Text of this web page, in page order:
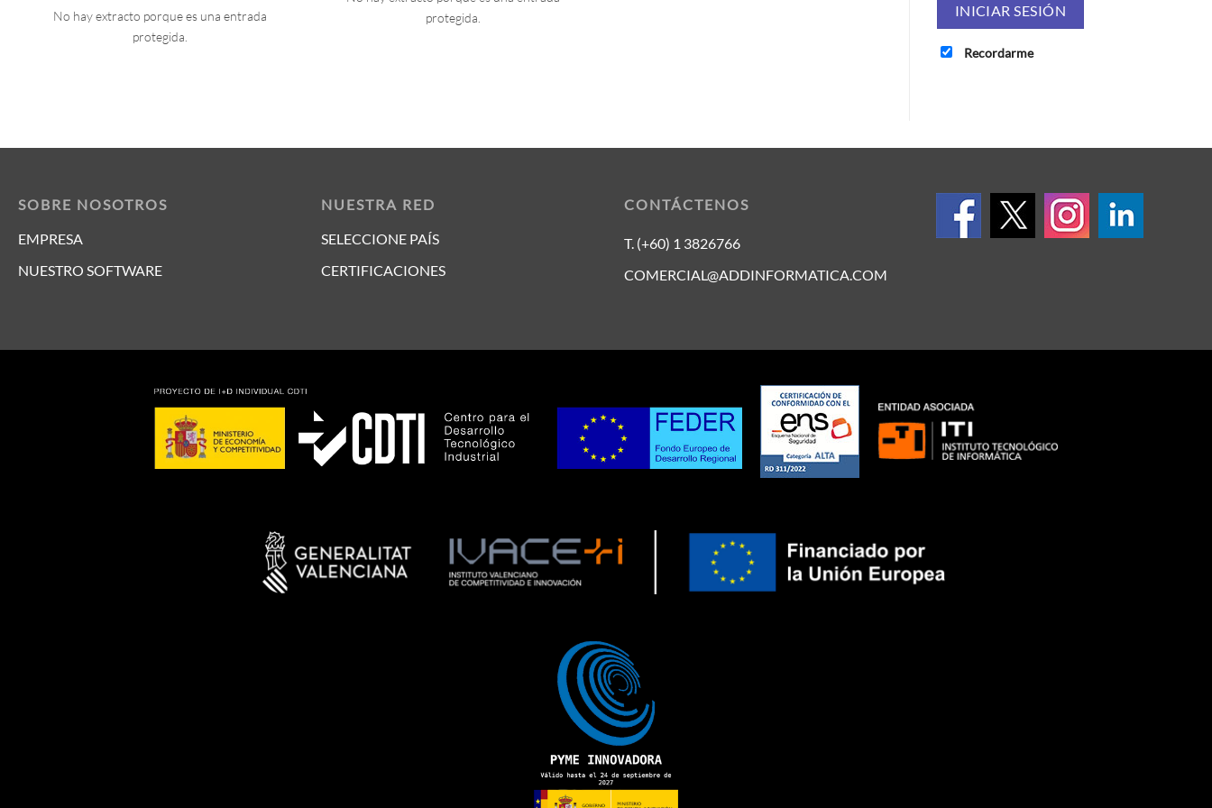
No hay extracto porque es una entrada
protegida.
protegida.
Recordarme
SOBRE NOSOTROS
EMPRESA
NUESTRO SOFTWARE
NUESTRA RED
SELECCIONE PAÍS
CERTIFICACIONES
CONTÁCTENOS
T. (+60) 1 3826766
COMERCIAL@ADDINFORMATICA.COM